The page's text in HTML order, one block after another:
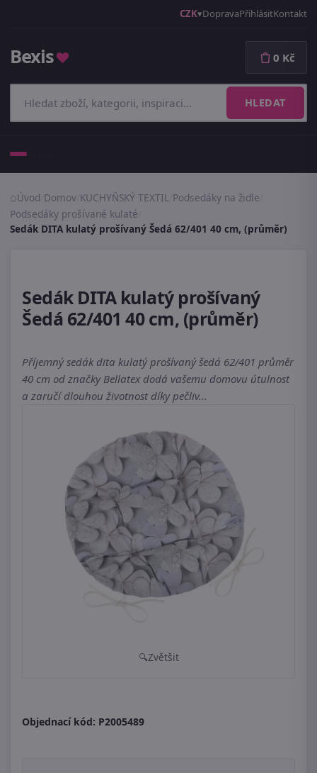
CZK DopravaPřihlásitKontakt
Bexis♥
HLEDAT
0 Kč
Úvod Domov KUCHYŇSKÝ TEXTIL Podsedáky na židle
Podsedáky prošívané kulaté
Sedák DITA kulatý prošívaný Šedá 62/401 40 cm, (průměr)
Sedák DITA kulatý prošívaný
Šedá 62/401 40 cm, (průměr)
Příjemný sedák dita kulatý prošívaný šedá 62/401 průměr
40 cm od značky Bellatex dodá vašemu domovu útulnost
a zaručí dlouhou životnost díky pečliv...
Zvětšit
Objednací kód: P2005489